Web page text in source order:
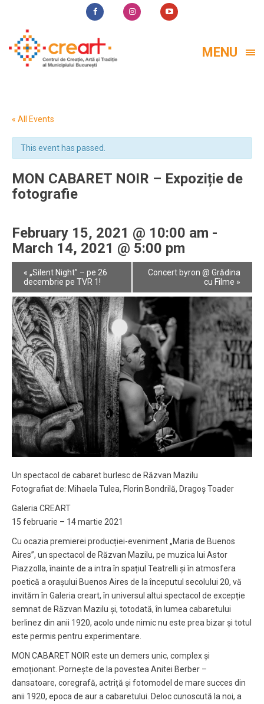
MENU
« All Events
This event has passed.
MON CABARET NOIR – Expoziție de
fotografie
February 15, 2021 @ 10:00 am -
March 14, 2021 @ 5:00 pm
Event
Navigation
« „Silent Night” – pe 26
decembrie pe TVR 1!
Concert byron @ Grădina
cu Filme »
Un spectacol de cabaret burlesc de Răzvan Mazilu
Fotografiat de: Mihaela Tulea, Florin Bondrilă, Dragoș Toader
Galeria CREART
15 februarie – 14 martie 2021
Cu ocazia premierei producției-eveniment „Maria de Buenos
Aires”, un spectacol de Răzvan Mazilu, pe muzica lui Astor
Piazzolla, înainte de a intra în spațiul Teatrelli și în atmosfera
poetică a orașului Buenos Aires de la începutul secolului 20, vă
invităm în Galeria creart, în universul altui spectacol de excepție
semnat de Răzvan Mazilu și, totodată, în lumea cabaretului
berlinez din anii 1920, acolo unde nimic nu este prea bizar și totul
este permis pentru experimentare.
MON CABARET NOIR este un demers unic, complex și
emoționant. Pornește de la povestea Anitei Berber –
dansatoare, coregrafă, actriță și fotomodel de mare succes din
anii 1920, epoca de aur a cabaretului. Deloc cunoscută la noi, a